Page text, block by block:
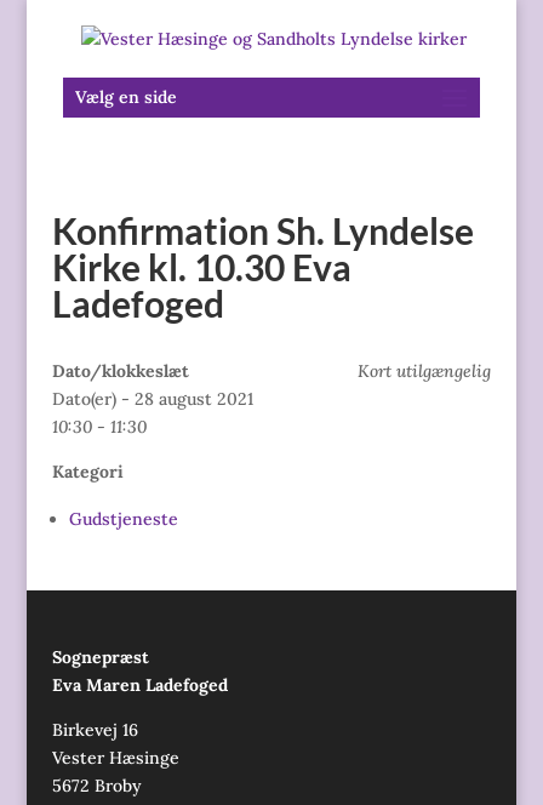
Vælg en side
Konfirmation Sh. Lyndelse
Kirke kl. 10.30 Eva
Ladefoged
Kort utilgængelig
Dato/klokkeslæt
Dato(er) - 28 august 2021
10:30 - 11:30
Kategori
Gudstjeneste
Sognepræst
Eva Maren Ladefoged
Birkevej 16
Vester Hæsinge
5672 Broby